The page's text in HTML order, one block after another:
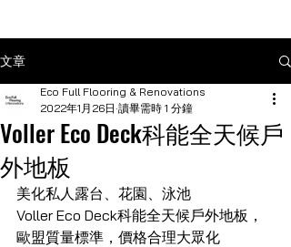
文章
Voller Eco Deck科能全天候戶
外地板
Eco Full Flooring & Renovations
2022年1月26日 讀畢需時 1 分鐘
美化私人露台、花園、泳池
Voller Eco Deck科能全天候戶外地板，
歐盟質量標準，價格合理大眾化